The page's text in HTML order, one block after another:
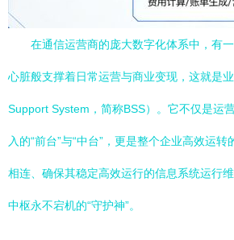
在通信运营商的庞大数字化体系中，有
心脏般支撑着日常运营与商业变现，这就是
Support System，简称BSS）。它不仅是运
入的“前台”与“中台”，更是整个企业高效运转
相连、确保其稳定高效运行的信息系统运行
中枢永不宕机的“守护神”。